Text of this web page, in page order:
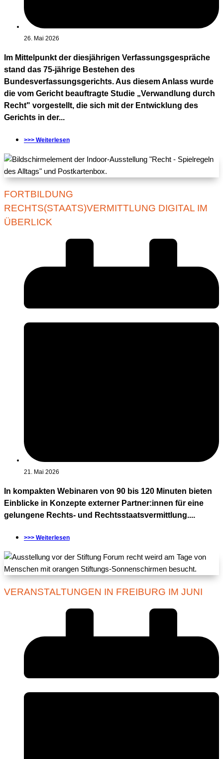
26. Mai 2026
Im Mittelpunkt der diesjährigen Verfassungsgespräche
stand das 75-jährige Bestehen des
Bundesverfassungsgerichts. Aus diesem Anlass wurde
die vom Gericht beauftragte Studie „Verwandlung durch
Recht" vorgestellt, die sich mit der Entwicklung des
Gerichts in der...
>>> Weiterlesen
FORTBILDUNG
RECHTS(STAATS)VERMITTLUNG DIGITAL IM
ÜBERLICK
21. Mai 2026
In kompakten Webinaren von 90 bis 120 Minuten bieten
Einblicke in Konzepte externer Partner:innen für eine
gelungene Rechts- und Rechtsstaatsvermittlung....
>>> Weiterlesen
VERANSTALTUNGEN IN FREIBURG IM JUNI